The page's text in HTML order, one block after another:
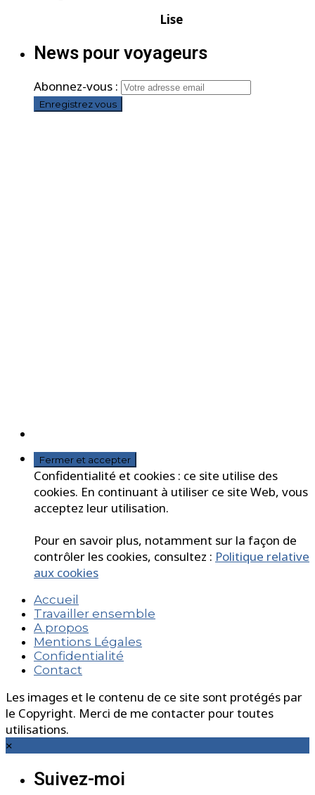
Lise
News pour voyageurs
Abonnez-vous :
Confidentialité et cookies : ce site utilise des
cookies. En continuant à utiliser ce site Web, vous
acceptez leur utilisation.
Pour en savoir plus, notamment sur la façon de
contrôler les cookies, consultez : Politique relative
aux cookies
Accueil
Travailler ensemble
A propos
Mentions Légales
Confidentialité
Contact
Les images et le contenu de ce site sont protégés par
le Copyright. Merci de me contacter pour toutes
utilisations.
×
Suivez-moi